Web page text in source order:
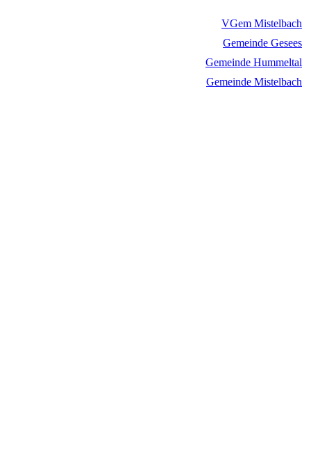
VGem Mistelbach
Gemeinde Gesees
Gemeinde Hummeltal
Gemeinde Mistelbach